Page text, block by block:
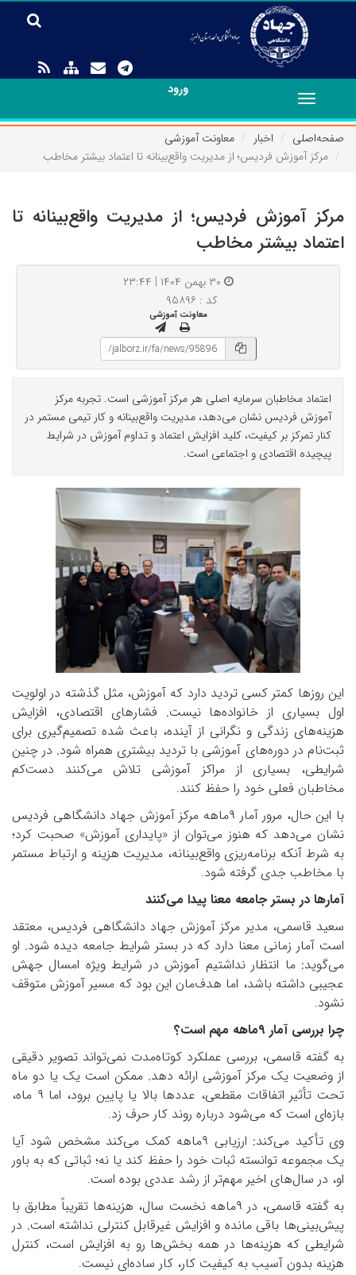
ورود
Toggle
navigation
صفحه‌اصلی
اخبار
معاونت آموزشی
مرکز آموزش فردیس؛ از مدیریت واقع‌بینانه تا اعتماد بیشتر مخاطب
مرکز آموزش فردیس؛ از مدیریت واقع‌بینانه تا
اعتماد بیشتر مخاطب
کد : ۹۵۸۹۶
معاونت آموزشی
اعتماد مخاطبان سرمایه اصلی هر مرکز آموزشی است. تجربه مرکز
آموزش فردیس نشان می‌دهد، مدیریت واقع‌بینانه و کار تیمی مستمر در
کنار تمرکز بر کیفیت، کلید افزایش اعتماد و تداوم آموزش در شرایط
پیچیده اقتصادی و اجتماعی است.
این روزها کمتر کسی تردید دارد که آموزش، مثل گذشته در اولویت
اول بسیاری از خانواده‌ها نیست. فشارهای اقتصادی، افزایش
هزینه‌های زندگی و نگرانی از آینده، باعث شده تصمیم‌گیری برای
ثبت‌نام در دوره‌های آموزشی با تردید بیشتری همراه شود. در چنین
شرایطی، بسیاری از مراکز آموزشی تلاش می‌کنند دست‌کم
مخاطبان فعلی خود را حفظ کنند.
با این حال، مرور آمار ۹ماهه مرکز آموزش جهاد دانشگاهی فردیس
نشان می‌دهد که هنوز می‌توان از «پایداری آموزش» صحبت کرد؛
به شرط آنکه برنامه‌ریزی واقع‌بینانه، مدیریت هزینه و ارتباط مستمر
با مخاطب جدی گرفته شود.
آمارها در بستر جامعه معنا پیدا می‌کنند
سعید قاسمی، مدیر مرکز آموزش جهاد دانشگاهی فردیس، معتقد
است آمار زمانی معنا دارد که در بستر شرایط جامعه دیده شود. او
می‌گوید: ما انتظار نداشتیم آموزش در شرایط ویژه امسال جهش
عجیبی داشته باشد، اما هدف‌مان این بود که مسیر آموزش متوقف
نشود.
چرا بررسی آمار ۹ماهه مهم است؟
به گفته قاسمی، بررسی عملکرد کوتاه‌مدت نمی‌تواند تصویر دقیقی
از وضعیت یک مرکز آموزشی ارائه دهد. ممکن است یک یا دو ماه
تحت تأثیر اتفاقات مقطعی، عددها بالا یا پایین برود، اما ۹ ماه،
بازه‌ای است که می‌شود درباره روند کار حرف زد.
وی تأکید می‌کند: ارزیابی ۹ماهه کمک می‌کند مشخص شود آیا
یک مجموعه توانسته ثبات خود را حفظ کند یا نه؛ ثباتی که به باور
او، در سال‌های اخیر مهم‌تر از رشد عددی بوده است.
به گفته قاسمی، در ۹ماهه نخست سال، هزینه‌ها تقریباً مطابق با
پیش‌بینی‌ها باقی مانده و افزایش غیرقابل کنترلی نداشته است. در
شرایطی که هزینه‌ها در همه بخش‌ها رو به افزایش است، کنترل
هزینه بدون آسیب به کیفیت کار، کار ساده‌ای نیست.